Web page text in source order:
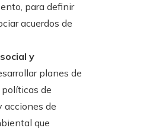
para definir
acuerdos de
y
planes de
de
acciones de
que